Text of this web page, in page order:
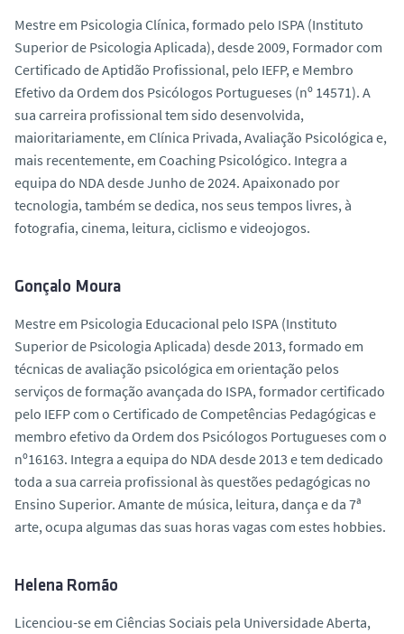
Mestre em Psicologia Clínica, formado pelo ISPA (Instituto
Superior de Psicologia Aplicada), desde 2009, Formador com
Certificado de Aptidão Profissional, pelo IEFP, e Membro
Efetivo da Ordem dos Psicólogos Portugueses (nº 14571). A
sua carreira profissional tem sido desenvolvida,
maioritariamente, em Clínica Privada, Avaliação Psicológica e,
mais recentemente, em Coaching Psicológico. Integra a
equipa do NDA desde Junho de 2024. Apaixonado por
tecnologia, também se dedica, nos seus tempos livres, à
fotografia, cinema, leitura, ciclismo e videojogos.
Gonçalo Moura
Mestre em Psicologia Educacional pelo ISPA (Instituto
Superior de Psicologia Aplicada) desde 2013, formado em
técnicas de avaliação psicológica em orientação pelos
serviços de formação avançada do ISPA, formador certificado
pelo IEFP com o Certificado de Competências Pedagógicas e
membro efetivo da Ordem dos Psicólogos Portugueses com o
nº16163. Integra a equipa do NDA desde 2013 e tem dedicado
toda a sua carreia profissional às questões pedagógicas no
Ensino Superior. Amante de música, leitura, dança e da 7ª
arte, ocupa algumas das suas horas vagas com estes hobbies.
Helena Romão
Licenciou-se em Ciências Sociais pela Universidade Aberta,